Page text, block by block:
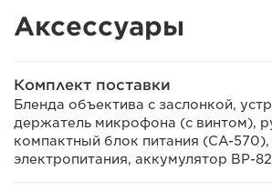
Аксессуары
Комплект поставки
Бленда объектива с заслонкой,
держатель микрофона (с винтом),
компактный блок питания (CA-
электропитания, аккумулятор BP-